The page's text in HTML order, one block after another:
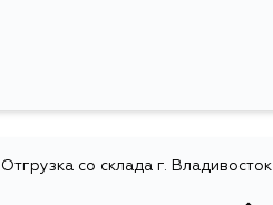
Отгрузка со склада г. Владивосток